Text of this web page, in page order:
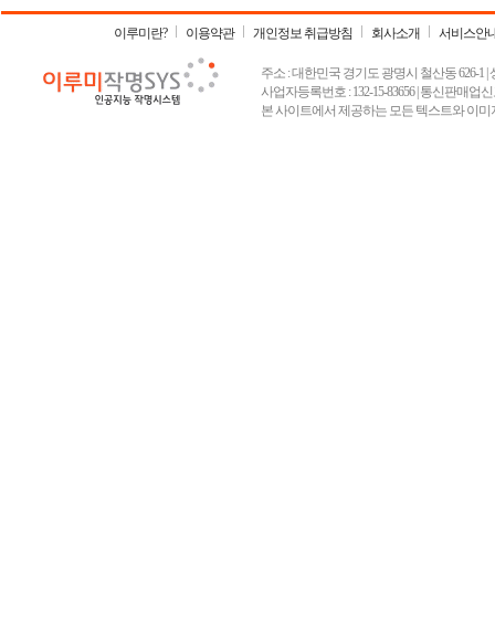
이루미란? 이용약관 개인정보 취급방침 회사소개 서비스안
주소 : 대한민국 경기도 광명시 철산동 626-1 |
사업자등록번호 : 132-15-83656 | 통신판매업
본 사이트에서 제공하는 모든 텍스트와 이